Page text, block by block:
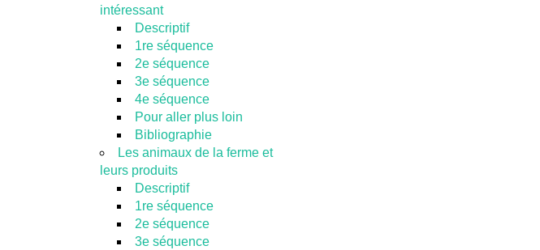
intéressant
Descriptif
1re séquence
2e séquence
3e séquence
4e séquence
Pour aller plus loin
Bibliographie
Les animaux de la ferme et
leurs produits
Descriptif
1re séquence
2e séquence
3e séquence